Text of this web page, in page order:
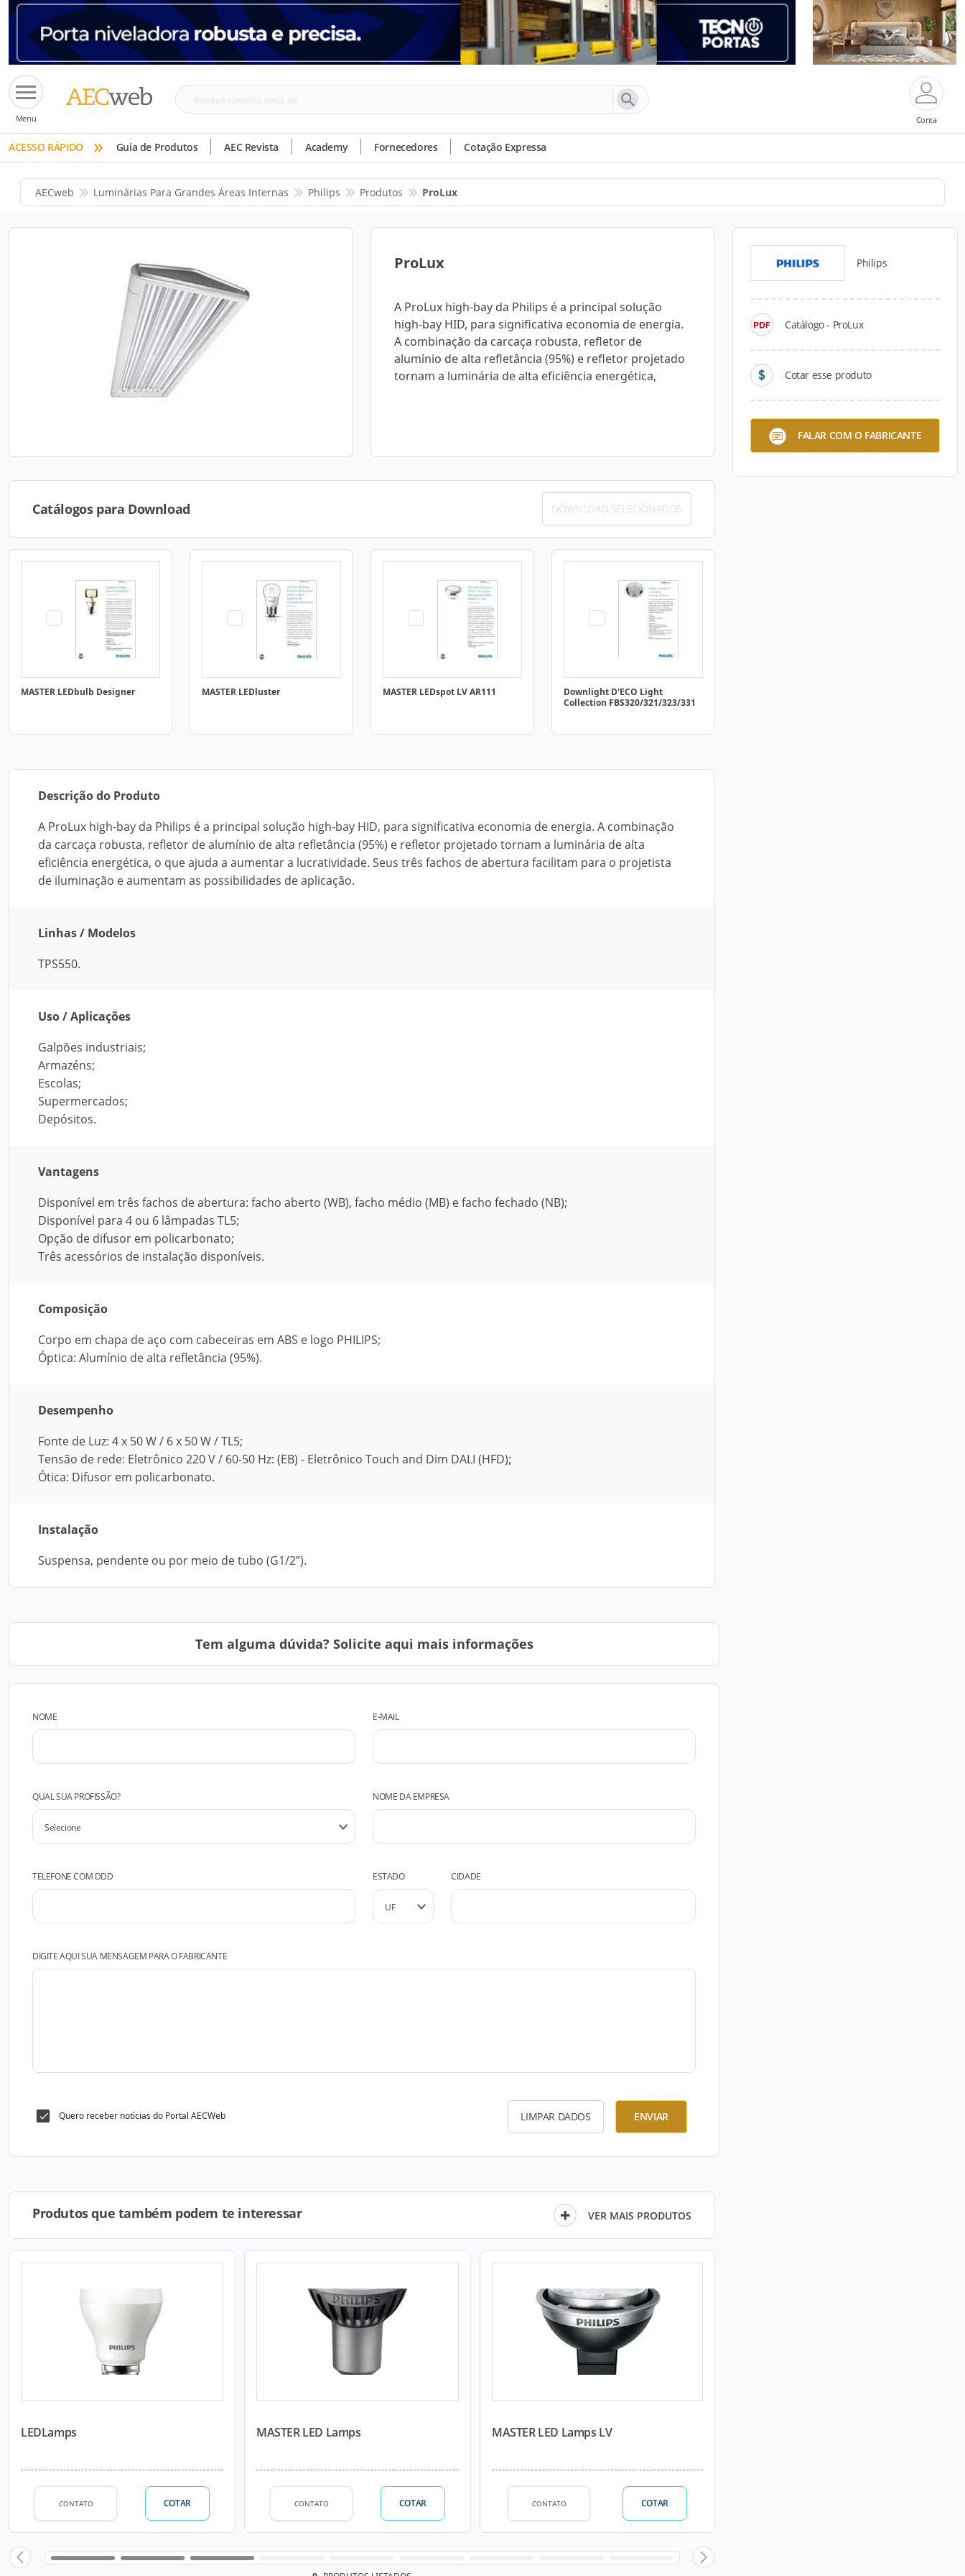
Menu
Busque
tinta,
etc
Conta
ACESSO RÁPIDO » Guia de Produtos AEC Revista Academy Fornecedores Cotação Expressa
AECweb Luminárias Para Grandes Áreas Internas Philips Produtos ProLux
ProLux
A ProLux high-bay da Philips é a principal solução
high-bay HID, para significativa economia de energia.
A combinação da carcaça robusta, refletor de
alumínio de alta refletância (95%) e refletor projetado
tornam a luminária de alta eficiência energética,
Philips
Catálogo - ProLux
Cotar esse produto
FALAR COM O FABRICANTE
Catálogos para Download DOWNLOAD SELECIONADOS
MASTER LEDbulb Designer MASTER LEDluster MASTER LEDspot LV AR111
Downlight D'ECO Light
Collection FBS320/321/323/331
Descrição do Produto
A ProLux high-bay da Philips é a principal solução high-bay HID, para significativa economia de energia. A combinação
da carcaça robusta, refletor de alumínio de alta refletância (95%) e refletor projetado tornam a luminária de alta
eficiência energética, o que ajuda a aumentar a lucratividade. Seus três fachos de abertura facilitam para o projetista
de iluminação e aumentam as possibilidades de aplicação.
Linhas / Modelos
TPS550.
Uso / Aplicações
Galpões industriais;
Armazéns;
Escolas;
Supermercados;
Depósitos.
Vantagens
Disponível em três fachos de abertura: facho aberto (WB), facho médio (MB) e facho fechado (NB);
Disponível para 4 ou 6 lâmpadas TL5;
Opção de difusor em policarbonato;
Três acessórios de instalação disponíveis.
Composição
Corpo em chapa de aço com cabeceiras em ABS e logo PHILIPS;
Óptica: Alumínio de alta refletância (95%).
Desempenho
Fonte de Luz: 4 x 50 W / 6 x 50 W / TL5;
Tensão de rede: Eletrônico 220 V / 60-50 Hz: (EB) - Eletrônico Touch and Dim DALI (HFD);
Ótica: Difusor em policarbonato.
Instalação
Suspensa, pendente ou por meio de tubo (G1/2”).
Tem alguma dúvida? Solicite aqui mais informações
NOME E-MAIL
QUAL SUA PROFISSÃO? NOME DA EMPRESA
TELEFONE COM DDD ESTADO CIDADE
DIGITE AQUI SUA MENSAGEM PARA O FABRICANTE
Quero receber notícias do Portal AECWeb LIMPAR DADOS ENVIAR
Produtos que também podem te interessar VER MAIS PRODUTOS
LEDLamps
CONTATO COTAR
MASTER LED Lamps
CONTATO COTAR
MASTER LED Lamps LV
CONTATO COTAR